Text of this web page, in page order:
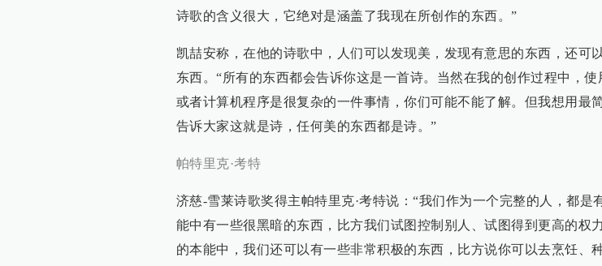
诗歌的含义很大，它绝对是涵盖了我现在所创作的东西。”
凯喆安称，在他的诗歌中，人们可以发现美，发现有意思的东西，还可
东西。“所有的东西都会告诉你这是一首诗。当然在我的创作过程中，使
或者计算机程序是很复杂的一件事情，你们可能不能了解。但我想用最
告诉大家这就是诗，任何美的东西都是诗。”
帕特里克·考特
济慈-雪莱诗歌奖得主帕特里克·考特说：“我们作为一个完整的人，都是
能中有一些很黑暗的东西，比方我们试图控制别人、试图得到更高的权
的本能中，我们还可以有一些非常积极的东西，比方说你可以去烹饪、